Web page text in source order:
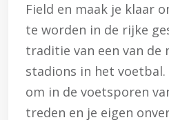
Field en maak je klaar
te worden in de rijke
traditie van een van de
stadions in het
om in de voetsporen
treden en je eigen